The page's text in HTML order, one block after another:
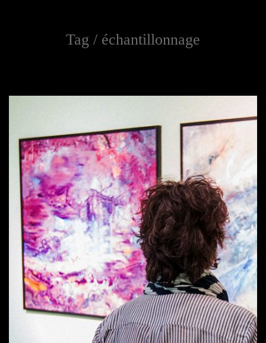
Tag / échantillonnage